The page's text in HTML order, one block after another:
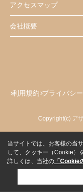
アクセスマップ
会社概要
利用規約 プライバシ
Copyright(c) ア
当サイトでは、お客様の当
して、クッキー（Cookie）
詳しくは、当社の 「Cookie